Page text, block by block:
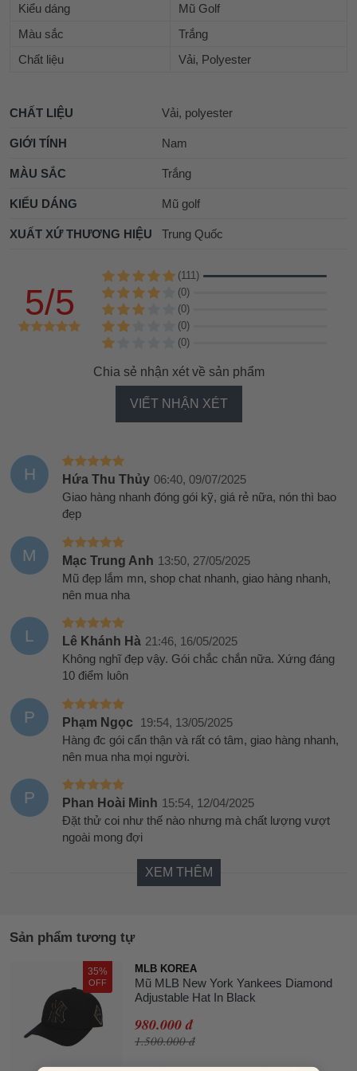
Kiểu dáng
Mũ Golf
Màu sắc
Trắng
Chất liệu
Vải, Polyester
CHẤT LIỆU Vải, polyester
GIỚI TÍNH Nam
MÀU SẮC Trắng
KIỂU DÁNG Mũ golf
XUẤT XỨ THƯƠNG HIỆU Trung Quốc
5/5
(111)
(0)
(0)
(0)
(0)
Chia sẻ nhận xét về sản phẩm
VIẾT NHẬN XÉT
H Hứa Thu Thủy 06:40, 09/07/2025
Giao hàng nhanh đóng gói kỹ, giá rẻ nữa, nón thì bao
đẹp
M Mạc Trung Anh 13:50, 27/05/2025
Mũ đẹp lắm mn, shop chat nhanh, giao hàng nhanh,
nên mua nha
L Lê Khánh Hà 21:46, 16/05/2025
Không nghĩ đẹp vậy. Gói chắc chắn nữa. Xứng đáng
10 điểm luôn
P Phạm Ngọc
19:54, 13/05/2025
Hàng đc gói cẩn thận và rất có tâm, giao hàng nhanh,
nên mua nha mọi người.
P Phan Hoài Minh 15:54, 12/04/2025
Đặt thử coi như thế nào nhưng mà chất lượng vượt
ngoài mong đợi
XEM THÊM
Sản phẩm tương tự
35%
OFF
MLB KOREA
Mũ MLB New York Yankees Diamond
Adjustable Hat In Black
980.000 đ
1.500.000 đ